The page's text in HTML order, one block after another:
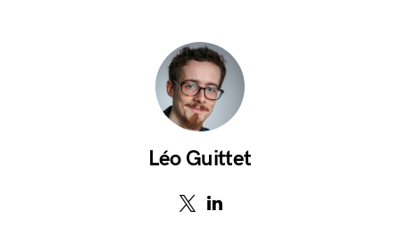
Léo Guittet